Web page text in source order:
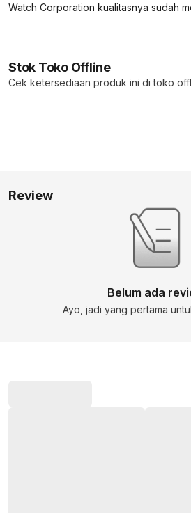
Watch Corporation kualitasnya sudah
Stok Toko Offline
Cek ketersediaan produk ini di toko
Review
Belum ada
Ayo, jadi yang pertama